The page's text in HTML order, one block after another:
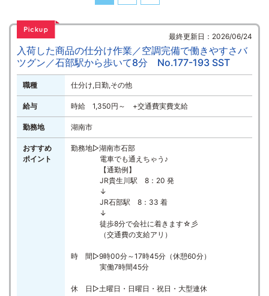
最終更新日：2026/06/24
入荷した商品の仕分け作業／空調完備で働きやすさバ
ツグン／石部駅から歩いて8分 No.177-193 SST
職種 仕分け,日勤,その他
給与 時給 1,350円～ +交通費実費支給
勤務地 湖南市
おすすめ
ポイント
勤務地▷湖南市石部
電車でも通えちゃう♪
【通勤例】
JR貴生川駅 8：20 発
↓
JR石部駅 8：33 着
↓
徒歩8分で会社に着きます☆彡
（交通費の支給アリ）
時 間▷9時00分～17時45分（休憩60分）
実働7時間45分
休 日▷土曜日・日曜日・祝日・大型連休